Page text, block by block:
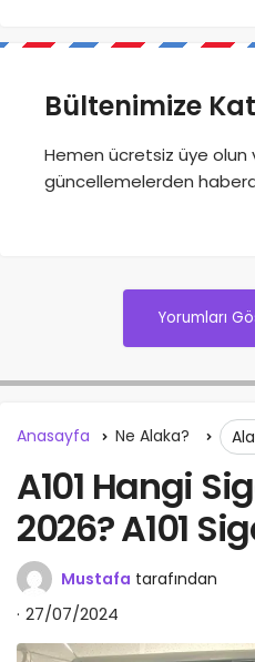
Bültenimize
Hemen ücretsiz üye olun
güncellemelerden
Yorumları
Anasayfa Ne Alaka?
A101 Hangi
2026? A101
Mustafa tarafından
27/07/2024